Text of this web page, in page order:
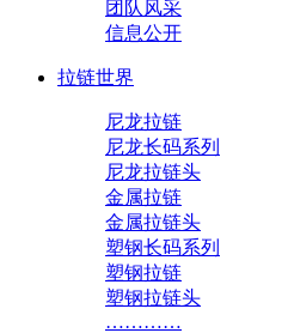
团队风采
信息公开
拉链世界
尼龙拉链
尼龙长码系列
尼龙拉链头
金属拉链
金属拉链头
塑钢长码系列
塑钢拉链
塑钢拉链头
…………